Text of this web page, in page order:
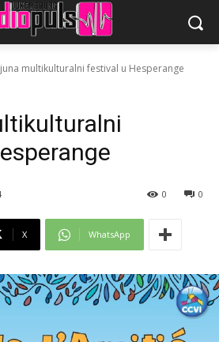
multikulturalni festival u Hesperange
0
0
X WhatsApp